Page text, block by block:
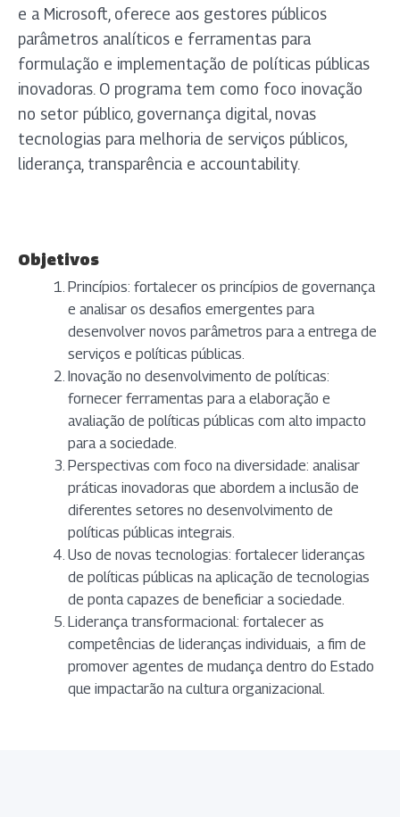
e a Microsoft, oferece aos gestores públicos
parâmetros analíticos e ferramentas para
formulação e implementação de políticas públicas
inovadoras. O programa tem como foco inovação
no setor público, governança digital, novas
tecnologias para melhoria de serviços públicos,
liderança, transparência e accountability.
Objetivos
Princípios: fortalecer os princípios de governança
e analisar os desafios emergentes para
desenvolver novos parâmetros para a entrega de
serviços e políticas públicas.
Inovação no desenvolvimento de políticas:
fornecer ferramentas para a elaboração e
avaliação de políticas públicas com alto impacto
para a sociedade.
Perspectivas com foco na diversidade: analisar
práticas inovadoras que abordem a inclusão de
diferentes setores no desenvolvimento de
políticas públicas integrais.
Uso de novas tecnologias: fortalecer lideranças
de políticas públicas na aplicação de tecnologias
de ponta capazes de beneficiar a sociedade.
Liderança transformacional: fortalecer as
competências de lideranças individuais, a fim de
promover agentes de mudança dentro do Estado
que impactarão na cultura organizacional.